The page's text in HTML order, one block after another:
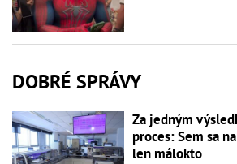
DOBRÉ SPRÁVY
Za jedným
proces: Sem sa
len málokto